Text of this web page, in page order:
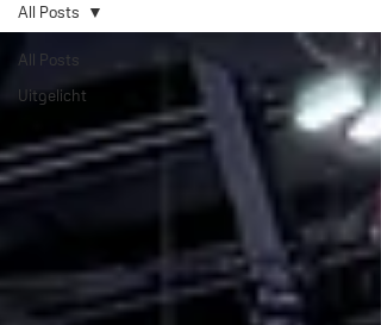
All Posts
Uitgelicht
All Posts